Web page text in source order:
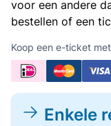
voor een andere
bestellen of een
Koop een e-ticket
Enkele